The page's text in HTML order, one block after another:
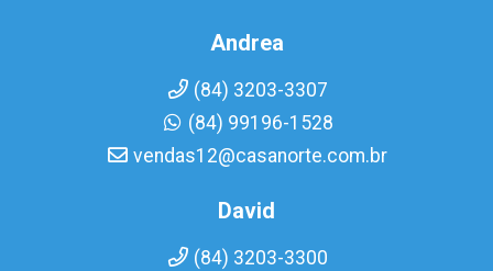
Andrea
(84) 3203-3307
(84) 99196-1528
vendas12@casanorte.com.br
David
(84) 3203-3300